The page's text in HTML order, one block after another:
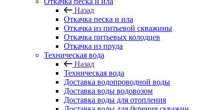
Назад
Откачка песка и ила
Откачка из питьевой скважины
Откачка питьевых колодцев
Откачка из пруда
Техническая вода
Назад
Техническая вода
Доставка водопроводной воды
Доставка воды водовозом
Доставка воды для отопления